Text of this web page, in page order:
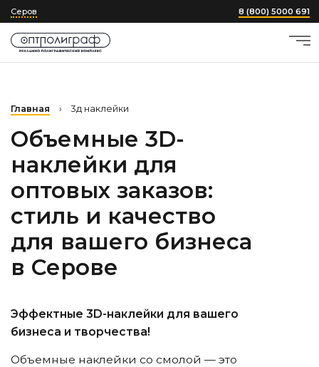
Серов 8 (800) 5000 691
Главная › 3д наклейки
Объемные 3D-
наклейки для
оптовых заказов:
стиль и качество
для вашего бизнеса
в Серове
Эффектные 3D-наклейки для вашего
бизнеса и творчества!
Объемные наклейки со смолой — это